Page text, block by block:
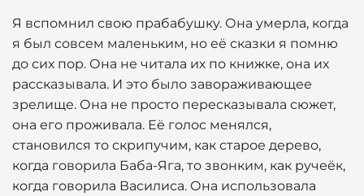
Я вспомнил свою прабабушку. Она умерла, когда
я был совсем маленьким, но её сказки я помню
до сих пор. Она не читала их по книжке, она их
рассказывала. И это было завораживающее
зрелище. Она не просто пересказывала сюжет,
она его проживала. Её голос менялся,
становился то скрипучим, как старое дерево,
когда говорила Баба-Яга, то звонким, как ручеёк,
когда говорила Василиса. Она использовала